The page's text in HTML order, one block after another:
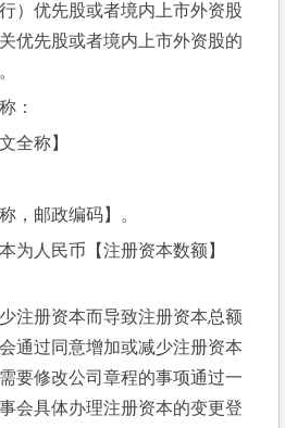
）优先股或者境内上市外资股
优先股或者境内上市外资股的
：
全称】
，邮政编码】。
为人民币【注册资本数额】
注册资本而导致注册资本总额
通过同意增加或减少注册资本
要修改公司章程的事项通过一
会具体办理注册资本的变更登